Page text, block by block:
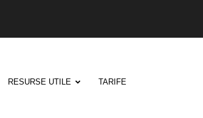
RESURSE UTILE TARIFE